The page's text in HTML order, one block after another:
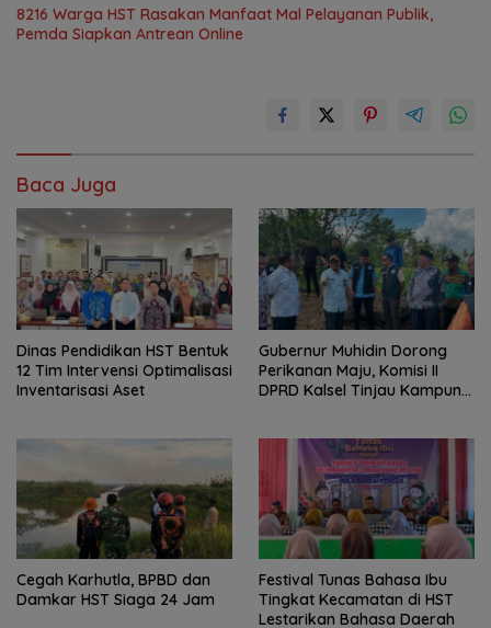
8216 Warga HST Rasakan Manfaat Mal Pelayanan Publik,
Pemda Siapkan Antrean Online
Baca Juga
Dinas Pendidikan HST Bentuk
12 Tim Intervensi Optimalisasi
Inventarisasi Aset
Gubernur Muhidin Dorong
Perikanan Maju, Komisi II
DPRD Kalsel Tinjau Kampung
Cegah Karhutla, BPBD dan
Damkar HST Siaga 24 Jam
Festival Tunas Bahasa Ibu
Tingkat Kecamatan di HST
Lestarikan Bahasa Daerah